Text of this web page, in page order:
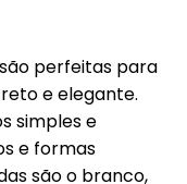
perfeitas para
e elegante.
simples e
e formas
são o branco,